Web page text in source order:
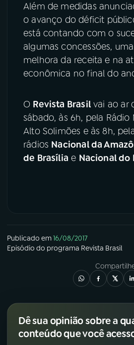
Além de medidas
o avanço do déficit
está contando com o
algumas concessões,
melhora da receita e na
econômica no final do
O Revista Brasilvai ao ar
sábado, às 6h, pela
Alto Solimões e às 8h,
rádios Nacional da
de Brasília e Nacional do
Publicado em16/08/2017
Episódio do programa Revista Brasil
Dê sua opinião sobre a
conteúdo que você